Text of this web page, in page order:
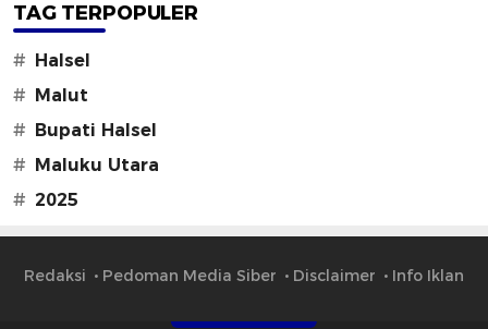
TAG TERPOPULER
#
Halsel
#
Malut
#
Bupati Halsel
#
Maluku Utara
# 2025
Redaksi Pedoman Media Siber Disclaimer Info Iklan